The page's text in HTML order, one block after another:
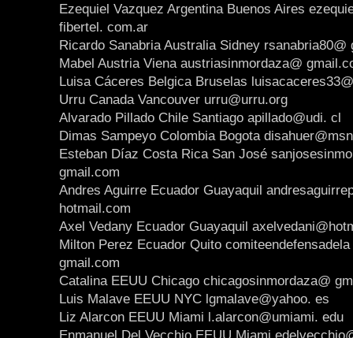
Ezequiel Vazquez Argentina Buenos Aires
fibertel. com.ar
Ricardo Sanabria Australia Sidney rsanabria80@
Mabel Austria Viena austriasinmordaza@
Luisa Cáceres Belgica Bruselas
Urru Canada Vancouver urru@urru.org
Alvarado Pillado Chile Santiago apillado@udi. cl
Dimas Sampeyo Colombia Bogota
Esteban Díaz Costa Rica San José
gmail.com
Andres Aguirre Ecuador Guayaquil
hotmail.com
Axel Vedany Ecuador Guayaquil
Milton Perez Ecuador Quito
gmail.com
Catalina EEUU Chicago chicagosinmordaza@
Luis Malave EEUU NYC lgmalave@yahoo. es
Liz Alarcon EEUU Miami l.alarcon@umiami. edu